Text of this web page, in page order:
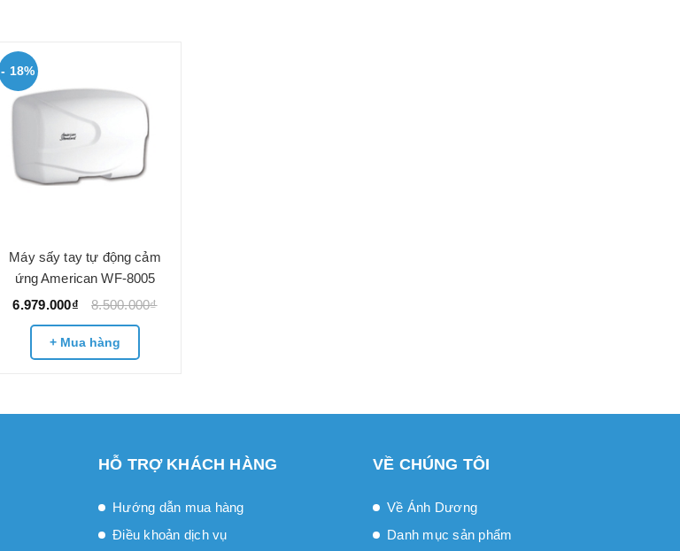
- 18%
Máy sấy tay tự động cảm
ứng American WF-8005
6.979.000₫
8.500.000₫
+ Mua hàng
HỖ TRỢ KHÁCH HÀNG
Hướng dẫn mua hàng
Điều khoản dịch vụ
VỀ CHÚNG TÔI
Về Ánh Dương
Danh mục sản phẩm